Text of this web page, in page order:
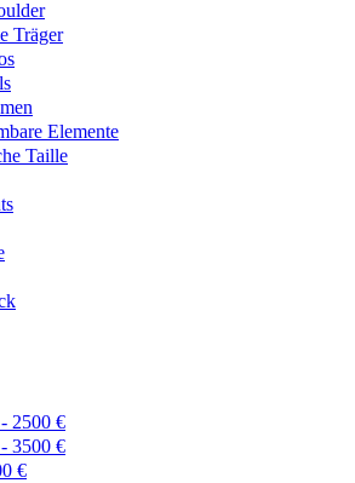
Träger
Elemente
Taille
2500 €
3500 €
€